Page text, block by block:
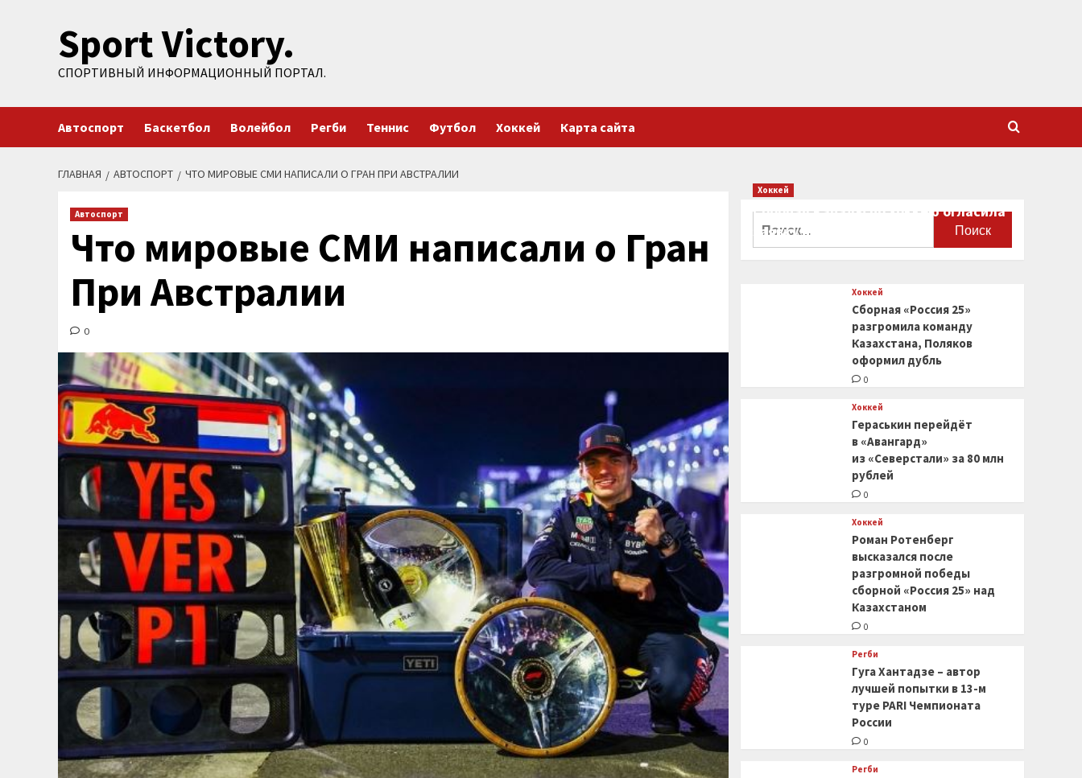
содержимомуSport Victory.
СПОРТИВНЫЙ ИНФОРМАЦИОННЫЙ ПОРТАЛ.
Автоспорт Баскетбол Волейбол Регби Теннис Футбол Хоккей Карта сайта
ГЛАВНАЯ АВТОСПОРТ ЧТО МИРОВЫЕ СМИ НАПИСАЛИ О ГРАН ПРИ АВСТРАЛИИ
Автоспорт
Что мировые СМИ написали о Гран
При Австралии
0
Хоккей
Сборная Канады по хоккею огласила
заявку на чемпионат мира
Хоккей
Сборная «Россия 25»
разгромила команду
Казахстана, Поляков
оформил дубль
0
Хоккей
Гераськин перейдёт
в «Авангард»
из «Северстали» за 80 млн
рублей
0
Хоккей
Роман Ротенберг
высказался после
разгромной победы
сборной «Россия 25» над
Казахстаном
0
Регби
Гуга Хантадзе – автор
лучшей попытки в 13-м
туре PARI Чемпионата
России
0
Регби